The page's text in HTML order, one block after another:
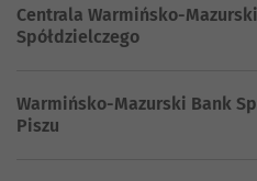
Centrala Warmińsko-
Spółdzielczego
Warmińsko-Mazurski Bank
Piszu